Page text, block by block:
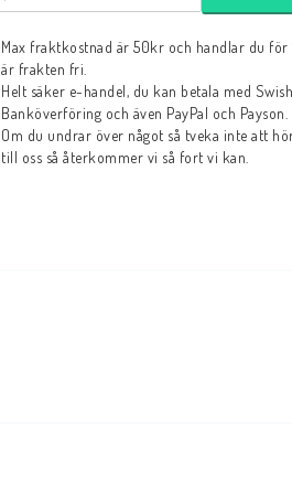
Max fraktkostnad är 50kr och handlar du för
är frakten fri.
Helt säker e-handel, du kan betala med
Banköverföring och även PayPal och Payson.
Om du undrar över något så tveka inte att
till oss så återkommer vi så fort vi kan.